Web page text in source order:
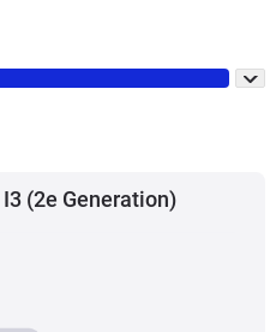
(2e Generation)